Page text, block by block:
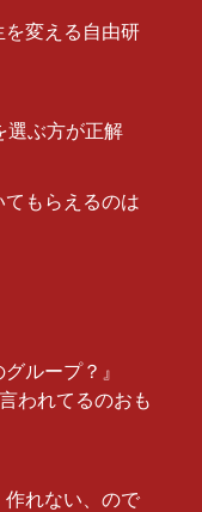
を変える自由研
選ぶ方が正解
もらえるのは
ループ？』
われてるのおも
れない、ので